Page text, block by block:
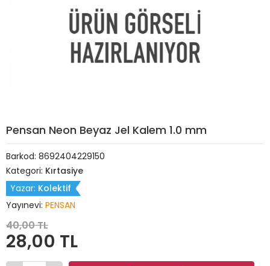
Pensan Neon Beyaz Jel Kalem 1.0 mm
Barkod: 8692404229150
Kategori: Kırtasiye
Yazar: Kolektif
Yayınevi: PENSAN
40,00 TL
28,00 TL